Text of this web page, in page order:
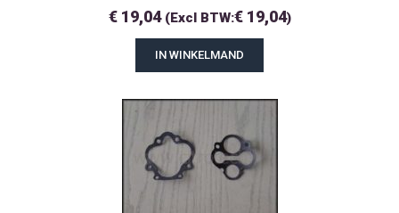
€19,04 (Excl BTW:€19,04)
IN WINKELMAND